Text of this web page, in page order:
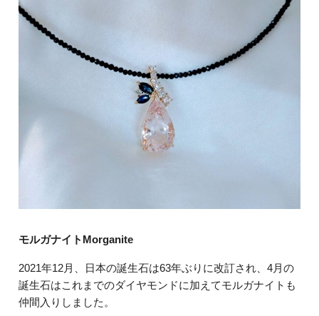
モルガナイトMorganite
2021年12月、日本の誕生石は63年ぶりに改訂され、4月の
誕生石はこれまでのダイヤモンドに加えてモルガナイトも
仲間入りしました。